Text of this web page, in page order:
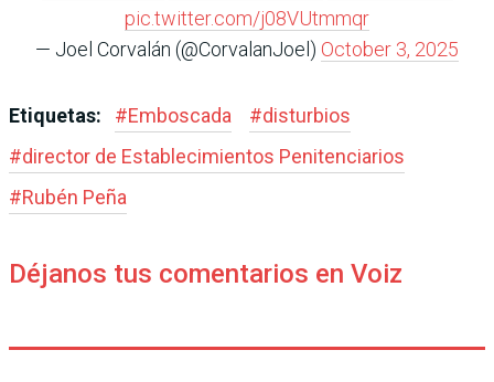
pic.twitter.com/j08VUtmmqr
— Joel Corvalán (@CorvalanJoel) October 3, 2025
Etiquetas: #Emboscada #disturbios
#director de Establecimientos Penitenciarios
#Rubén Peña
Déjanos tus comentarios en Voiz